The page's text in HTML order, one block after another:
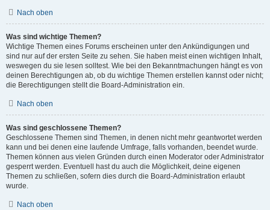
Nach oben
Was sind wichtige Themen?
Wichtige Themen eines Forums erscheinen unter den Ankündigungen und
sind nur auf der ersten Seite zu sehen. Sie haben meist einen wichtigen Inhalt,
weswegen du sie lesen solltest. Wie bei den Bekanntmachungen hängt es von
deinen Berechtigungen ab, ob du wichtige Themen erstellen kannst oder nicht;
die Berechtigungen stellt die Board-Administration ein.
Nach oben
Was sind geschlossene Themen?
Geschlossene Themen sind Themen, in denen nicht mehr geantwortet werden
kann und bei denen eine laufende Umfrage, falls vorhanden, beendet wurde.
Themen können aus vielen Gründen durch einen Moderator oder Administrator
gesperrt werden. Eventuell hast du auch die Möglichkeit, deine eigenen
Themen zu schließen, sofern dies durch die Board-Administration erlaubt
wurde.
Nach oben